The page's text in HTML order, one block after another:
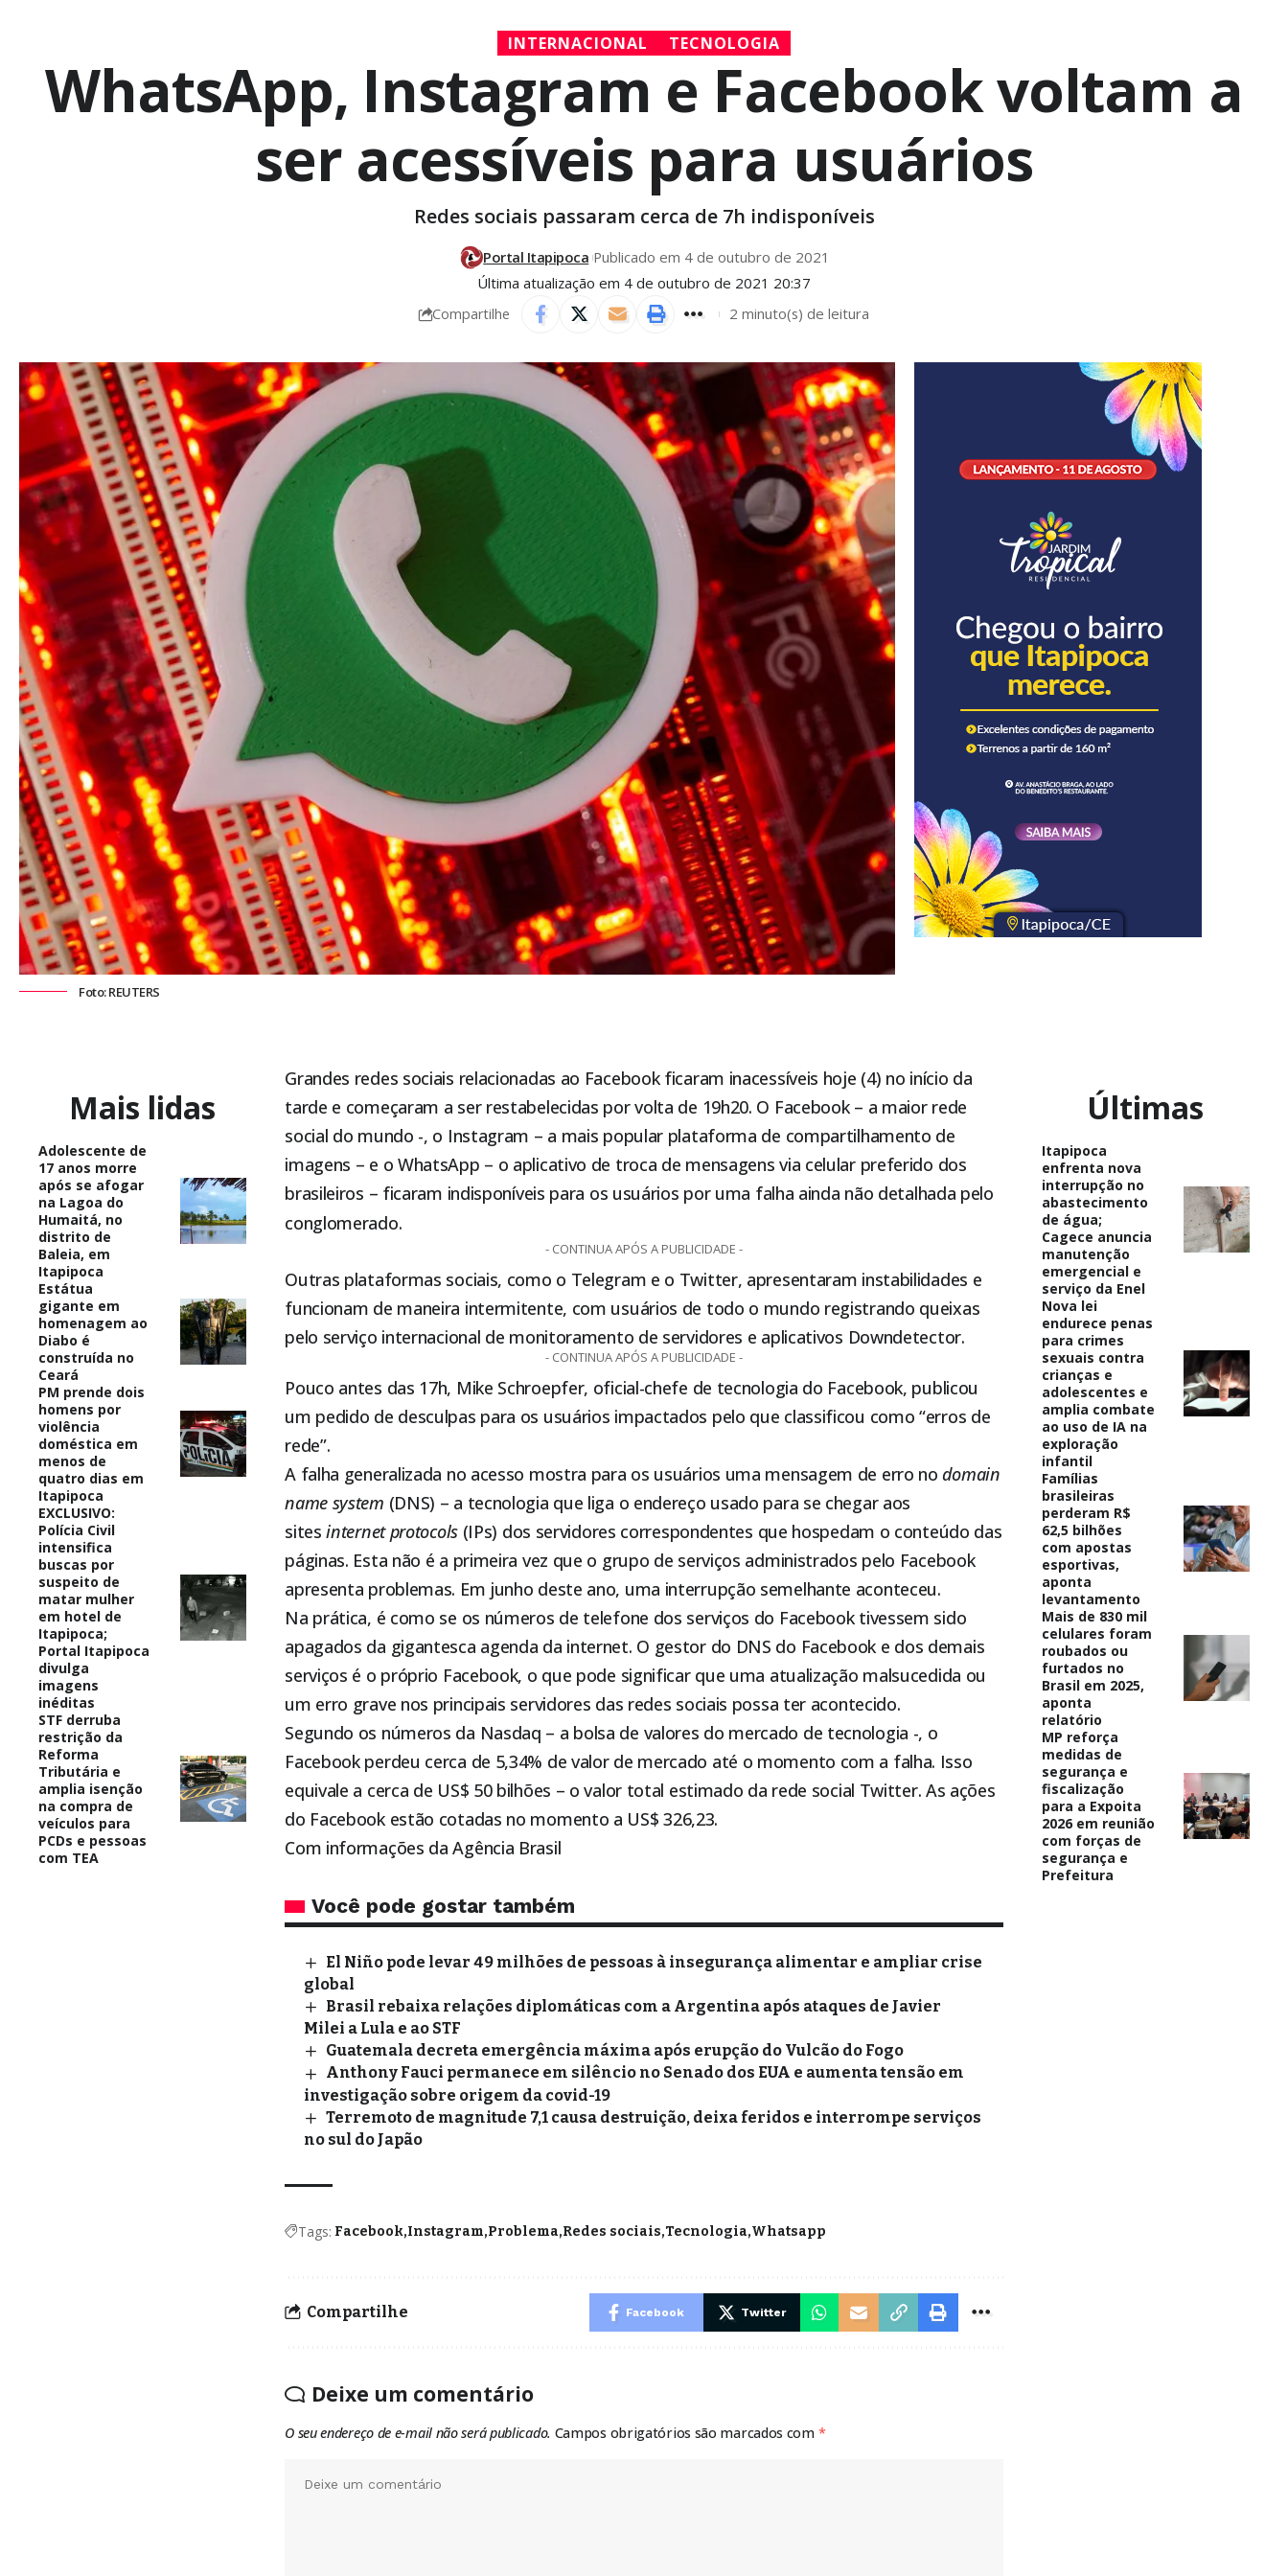
INTERNACIONAL TECNOLOGIA
WhatsApp, Instagram e Facebook voltam a
ser acessíveis para usuários
Redes sociais passaram cerca de 7h indisponíveis
Última atualização em 4 de outubro de 2021 20:37
Portal Itapipoca Publicado em 4 de outubro de 2021
Compartilhe 2 minuto(s) de leitura
Foto: REUTERS
Mais lidas
Adolescente de
17 anos morre
após se afogar
na Lagoa do
Humaitá, no
distrito de
Baleia, em
Itapipoca
Estátua
gigante em
homenagem ao
Diabo é
construída no
Ceará
PM prende dois
homens por
violência
doméstica em
menos de
quatro dias em
Itapipoca
EXCLUSIVO:
Polícia Civil
intensifica
buscas por
suspeito de
matar mulher
em hotel de
Itapipoca;
Portal Itapipoca
divulga
imagens
inéditas
STF derruba
restrição da
Reforma
Tributária e
amplia isenção
na compra de
veículos para
PCDs e pessoas
com TEA
Grandes redes sociais relacionadas ao Facebook ficaram inacessíveis hoje (4) no início da
tarde e começaram a ser restabelecidas por volta de 19h20. O Facebook – a maior rede
social do mundo -, o Instagram – a mais popular plataforma de compartilhamento de
imagens – e o WhatsApp – o aplicativo de troca de mensagens via celular preferido dos
brasileiros – ficaram indisponíveis para os usuários por uma falha ainda não detalhada pelo
conglomerado.
- CONTINUA APÓS A PUBLICIDADE -
Outras plataformas sociais, como o Telegram e o Twitter, apresentaram instabilidades e
funcionam de maneira intermitente, com usuários de todo o mundo registrando queixas
pelo serviço internacional de monitoramento de servidores e aplicativos Downdetector.
- CONTINUA APÓS A PUBLICIDADE -
Pouco antes das 17h, Mike Schroepfer, oficial-chefe de tecnologia do Facebook, publicou
um pedido de desculpas para os usuários impactados pelo que classificou como “erros de
rede”.
A falha generalizada no acesso mostra para os usuários uma mensagem de erro nodomain
name system (DNS) – a tecnologia que liga o endereço usado para se chegar aos
sitesinternet protocols(IPs) dos servidores correspondentes que hospedam o conteúdo das
páginas. Esta não é a primeira vez que o grupo de serviços administrados pelo Facebook
apresenta problemas. Em junho deste ano, uma interrupção semelhante aconteceu.
Na prática, é como se os números de telefone dos serviços do Facebook tivessem sido
apagados da gigantesca agenda da internet. O gestor do DNS do Facebook e dos demais
serviços é o próprio Facebook, o que pode significar que uma atualização malsucedida ou
um erro grave nos principais servidores das redes sociais possa ter acontecido.
Segundo os números da Nasdaq – a bolsa de valores do mercado de tecnologia -, o
Facebook perdeu cerca de 5,34% de valor de mercado até o momento com a falha. Isso
equivale a cerca de US$ 50 bilhões – o valor total estimado da rede social Twitter. As ações
do Facebook estão cotadas no momento a US$ 326,23.
Com informações da Agência Brasil
Você pode gostar também
El Niño pode levar 49 milhões de pessoas à insegurança alimentar e ampliar crise
global
Brasil rebaixa relações diplomáticas com a Argentina após ataques de Javier
Milei a Lula e ao STF
Guatemala decreta emergência máxima após erupção do Vulcão do Fogo
Anthony Fauci permanece em silêncio no Senado dos EUA e aumenta tensão em
investigação sobre origem da covid-19
Terremoto de magnitude 7,1 causa destruição, deixa feridos e interrompe serviços
no sul do Japão
Tags: Facebook Instagram Problema Redes sociais Tecnologia Whatsapp
Compartilhe Facebook Twitter
Deixe um comentário
O seu endereço de e-mail não será publicado. Campos obrigatórios são marcados com *
Últimas
Itapipoca
enfrenta nova
interrupção no
abastecimento
de água;
Cagece anuncia
manutenção
emergencial e
serviço da Enel
Nova lei
endurece penas
para crimes
sexuais contra
crianças e
adolescentes e
amplia combate
ao uso de IA na
exploração
infantil
Famílias
brasileiras
perderam R$
62,5 bilhões
com apostas
esportivas,
aponta
levantamento
Mais de 830 mil
celulares foram
roubados ou
furtados no
Brasil em 2025,
aponta
relatório
MP reforça
medidas de
segurança e
fiscalização
para a Expoita
2026 em reunião
com forças de
segurança e
Prefeitura